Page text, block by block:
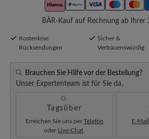
BÄR-Kauf auf Rechnung ab Ihrer
Kostenlose
Rücksendungen
Sicher &
Vertrauenswürdig
Brauchen Sie Hilfe vor der Bestellung?
Unser Expertenteam ist für Sie da.
Tagsüber
Erreichen Sie uns per Telefon
oder Live-Chat
E-